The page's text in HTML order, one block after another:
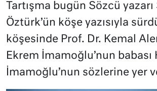
Tartışma bugün Sözcü yazarı
Öztürk’ün köşe yazısıyla
köşesinde Prof. Dr. Kemal
Ekrem İmamoğlu’nun babası
İmamoğlu’nun sözlerine yer